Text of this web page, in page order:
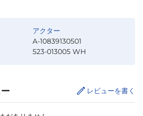
アクター
A-10839130501
523-013005 WH
レビューを書く